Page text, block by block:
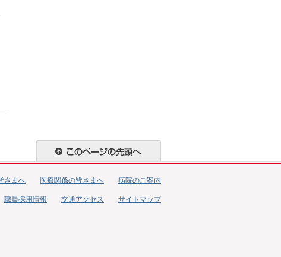
さまへ 医療関係の皆さまへ 病院のご案内
職員採用情報 交通アクセス サイトマップ